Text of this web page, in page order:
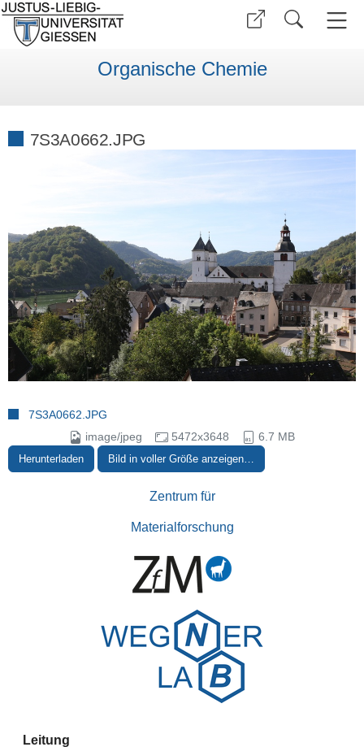
Organische Chemie
7S3A0662.JPG
7S3A0662.JPG
image/jpeg
5472x3648 6.7 MB
Herunterladen Bild in voller Größe anzeigen…
Zentrum für
Materialforschung
Leitung